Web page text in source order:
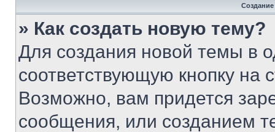
» Как создать новую тему?
Для создания новой темы в
соответствующую кнопку
Возможно, вам придется
сообщения, или созданием